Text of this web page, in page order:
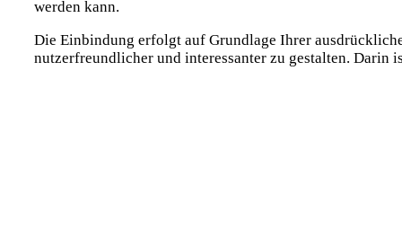
werden kann.
Die Einbindung erfolgt auf Grundlage Ihrer
nutzerfreundlicher und interessanter zu gestalten. Darin